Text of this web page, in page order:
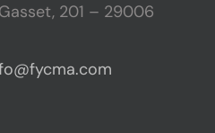
201 – 29006